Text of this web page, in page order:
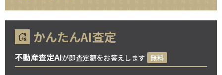
かんたんAI査定
不動産査定AIが即査定額をお答えします 無料